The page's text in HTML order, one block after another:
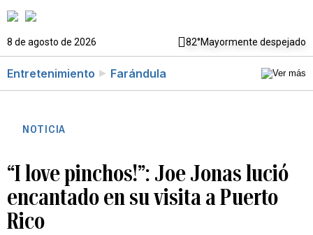
8 de agosto de 2026 82°Mayormente despejado
Entretenimiento Farándula
NOTICIA
“I love pinchos!”: Joe Jonas lució
encantado en su visita a Puerto
Rico